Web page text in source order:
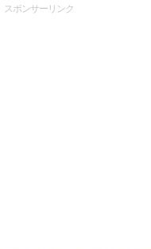
スポンサーリンク